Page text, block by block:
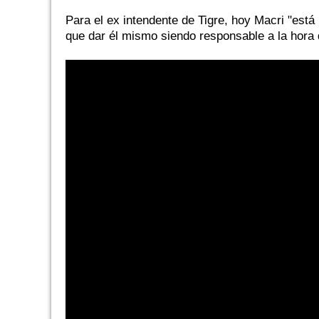
Para el ex intendente de Tigre, hoy Macri
que dar él mismo siendo responsable a la